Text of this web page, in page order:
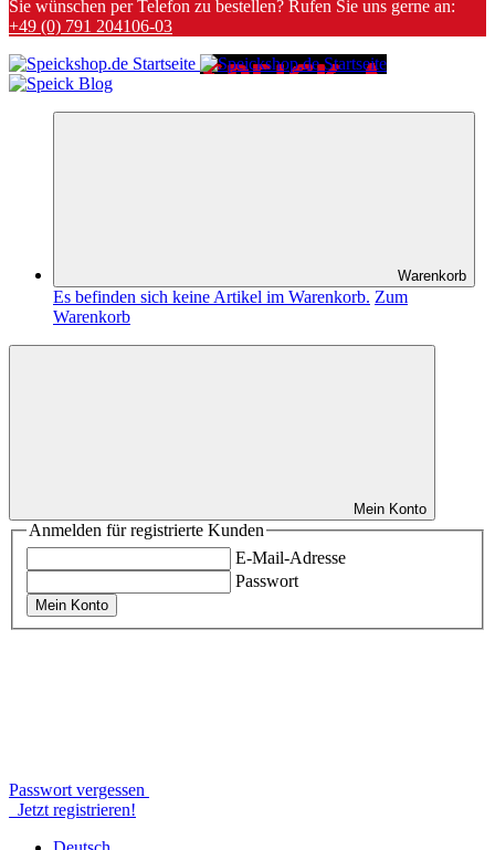
Sie wünschen per Telefon zu bestellen? Rufen Sie uns gerne an:
+49 (0) 791 204106-03
Warenkorb
Es befinden sich keine Artikel im Warenkorb. Zum
Warenkorb
Mein Konto
Anmelden für registrierte Kunden
E-Mail-Adresse
Passwort
Mein Konto
Passwort vergessen
Jetzt registrieren!